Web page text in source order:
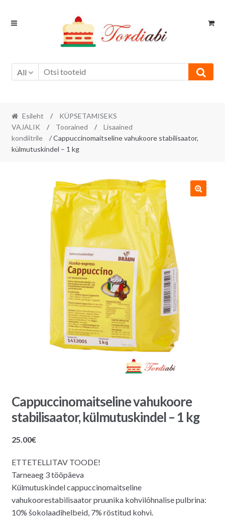
Skip
Skip
All
Esileht /
KÜPSETAMISEKS
VAJALIK
/ Toorained /
Lisaained
kondiitrile
/ Cappuccinomaitseline vahukoore stabilisaator,
külmutuskindel – 1 kg
Cappuccinomaitseline vahukoore
stabilisaator, külmutuskindel – 1 kg
25.00€
ETTETELLITAV TOODE!
Tarneaeg 3 tööpäeva
Külmutuskindel cappuccinomaitseline
vahukoorestabilisaator pruunika kohvilõhnalise pulbrina:
10% šokolaadihelbeid, 7% röstitud kohvi.